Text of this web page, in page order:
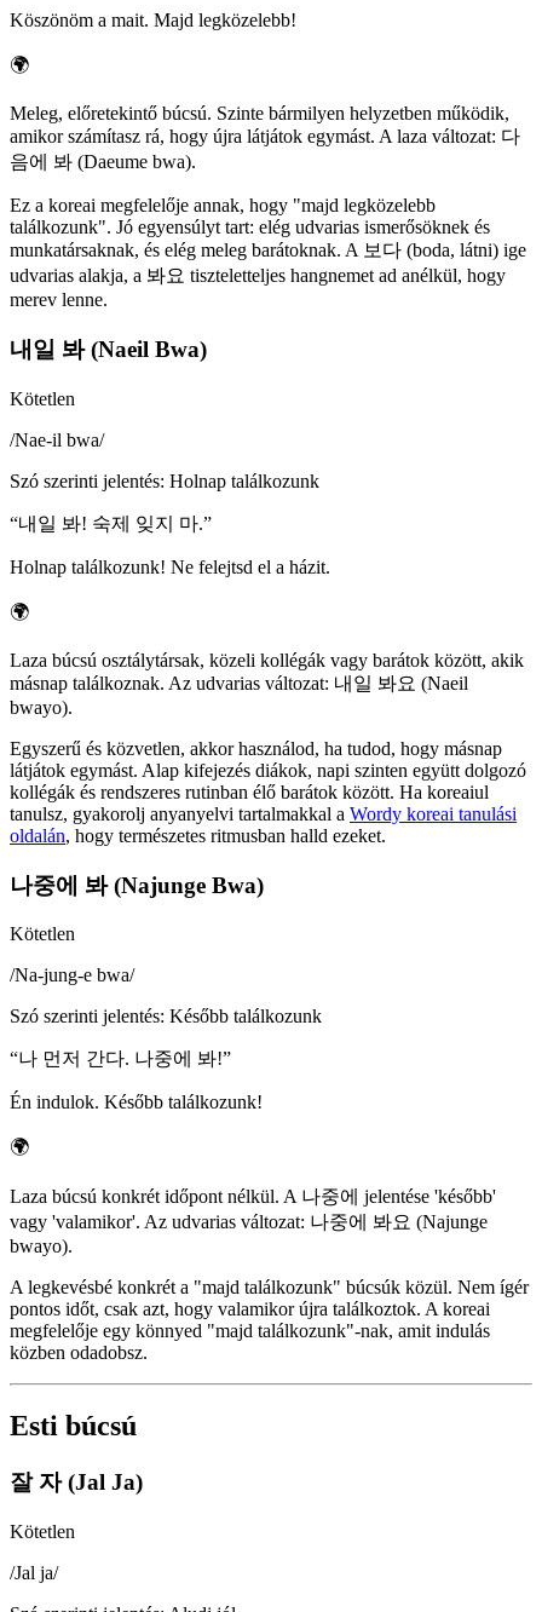
Köszönöm a mait. Majd legközelebb!
🌍
Meleg, előretekintő búcsú. Szinte bármilyen helyzetben működik,
amikor számítasz rá, hogy újra látjátok egymást. A laza változat: 다
음에 봐 (Daeume bwa).
Ez a koreai megfelelője annak, hogy "majd legközelebb
találkozunk". Jó egyensúlyt tart: elég udvarias ismerősöknek és
munkatársaknak, és elég meleg barátoknak. A 보다 (boda, látni) ige
udvarias alakja, a 봐요 tiszteletteljes hangnemet ad anélkül, hogy
merev lenne.
내일 봐 (Naeil Bwa)
Kötetlen
/Nae-il bwa/
Szó szerinti jelentés: Holnap találkozunk
“내일 봐! 숙제 잊지 마.”
Holnap találkozunk! Ne felejtsd el a házit.
🌍
Laza búcsú osztálytársak, közeli kollégák vagy barátok között, akik
másnap találkoznak. Az udvarias változat: 내일 봐요 (Naeil
bwayo).
Egyszerű és közvetlen, akkor használod, ha tudod, hogy másnap
látjátok egymást. Alap kifejezés diákok, napi szinten együtt dolgozó
kollégák és rendszeres rutinban élő barátok között. Ha koreaiul
tanulsz, gyakorolj anyanyelvi tartalmakkal a Wordy koreai tanulási
oldalán, hogy természetes ritmusban halld ezeket.
나중에 봐 (Najunge Bwa)
Kötetlen
/Na-jung-e bwa/
Szó szerinti jelentés: Később találkozunk
“나 먼저 간다. 나중에 봐!”
Én indulok. Később találkozunk!
🌍
Laza búcsú konkrét időpont nélkül. A 나중에 jelentése 'később'
vagy 'valamikor'. Az udvarias változat: 나중에 봐요 (Najunge
bwayo).
A legkevésbé konkrét a "majd találkozunk" búcsúk közül. Nem ígér
pontos időt, csak azt, hogy valamikor újra találkoztok. A koreai
megfelelője egy könnyed "majd találkozunk"-nak, amit indulás
közben odadobsz.
Esti búcsú
잘 자 (Jal Ja)
Kötetlen
/Jal ja/